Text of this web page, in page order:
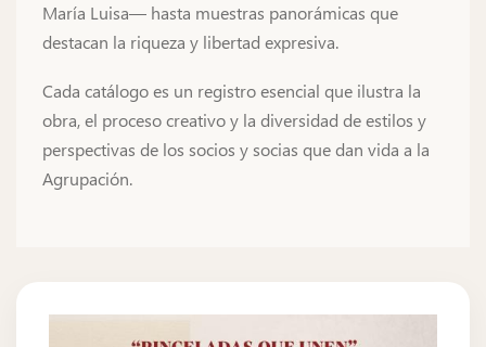
María Luisa— hasta muestras panorámicas que
destacan la riqueza y libertad expresiva.
Cada catálogo es un registro esencial que ilustra la
obra, el proceso creativo y la diversidad de estilos y
perspectivas de los socios y socias que dan vida a la
Agrupación.